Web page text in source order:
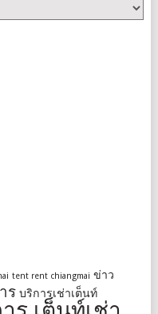
tent rent chiangmai ข่าว
ร บริการเช่าเต็นท์